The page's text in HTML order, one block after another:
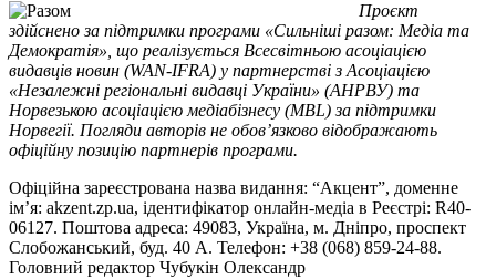
Проєкт
здійснено за підтримки програми «Сильніші разом: Медіа та
Демократія», що реалізується Всесвітньою асоціацією
видавців новин (WAN-IFRA) у партнерстві з Асоціацією
«Незалежні регіональні видавці України» (АНРВУ) та
Норвезькою асоціацією медіабізнесу (MBL) за підтримки
Норвегії. Погляди авторів не обов’язково відображають
офіційну позицію партнерів програми.
Офіційна зареєстрована назва видання: “Акцент”, доменне
ім’я: akzent.zp.ua, ідентифікатор онлайн-медіа в Реєстрі: R40-
06127. Поштова адреса: 49083, Україна, м. Дніпро, проспект
Слобожанський, буд. 40 А. Телефон: +38 (068) 859-24-88.
Головний редактор Чубукін Олександр